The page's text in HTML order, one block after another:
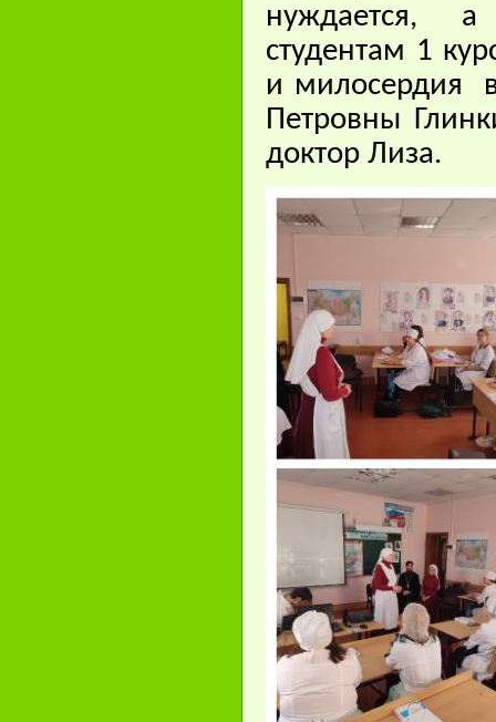
нуждается, а
студентам 1
и милосердия
Петровны
доктор Лиза.